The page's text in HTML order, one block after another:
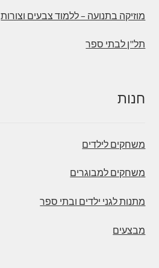
מוזיקה בתנועה – ללמוד צבעים וצורות
תל"ן לבתי ספר
חנות
משחקים לילדים
משחקים למבוגרים
מתנות לגני ילדים ובתי ספר
מבצעים